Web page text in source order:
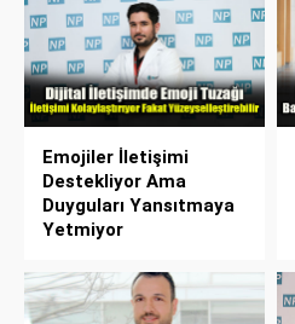
Emojiler İletişimi
Destekliyor Ama
Duyguları Yansıtmaya
Yetmiyor